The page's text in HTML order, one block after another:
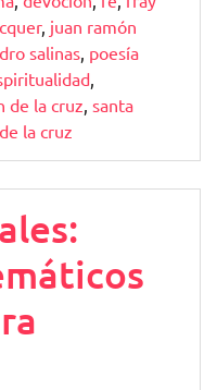
, juan ramón
salinas poesía
de la cruz santa
la cruz